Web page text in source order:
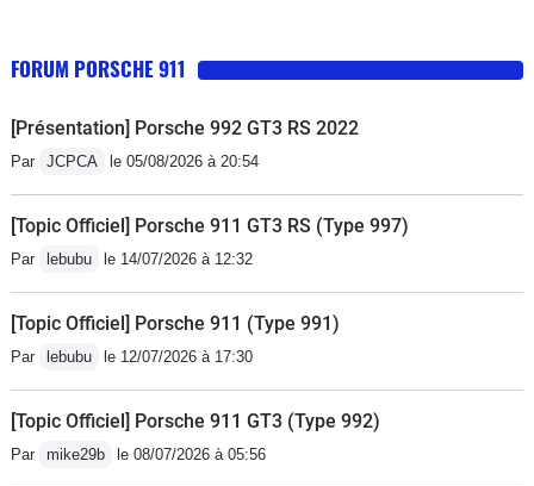
FORUM PORSCHE 911
[Présentation] Porsche 992 GT3 RS 2022
Par JCPCA le 05/08/2026 à 20:54
[Topic Officiel] Porsche 911 GT3 RS (Type 997)
Par lebubu le 14/07/2026 à 12:32
[Topic Officiel] Porsche 911 (Type 991)
Par lebubu le 12/07/2026 à 17:30
[Topic Officiel] Porsche 911 GT3 (Type 992)
Par mike29b le 08/07/2026 à 05:56